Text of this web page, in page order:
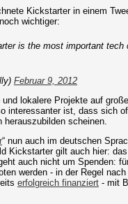
Kickstarter in einem
wichtiger:
is the most important
Februar 9, 2012
lokalere Projekte auf
interessanter ist, dass sich
herauszubilden scheinen.
“ nun auch im deutschen
Kickstarter gilt auch hier:
auch nicht um Spenden:
werden - in der Regel
erfolgreich finanziert - mit